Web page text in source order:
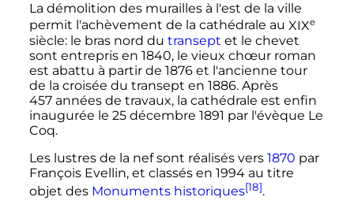
La démolition des murailles à l'est de la ville
permit l'achèvement de la cathédrale au XIXe
siècle: le bras nord du transept et le chevet
sont entrepris en 1840, le vieux chœur roman
est abattu à partir de 1876 et l'ancienne tour
de la croisée du transept en 1886. Après
457 annéesde travaux, la cathédrale est enfin
inaugurée le 25 décembre 1891 par l'évèque Le
Coq.
Les lustres de la nef sont réalisés vers 1870 par
François Evellin, et classés en 1994 au titre
objet des Monuments historiques[18].